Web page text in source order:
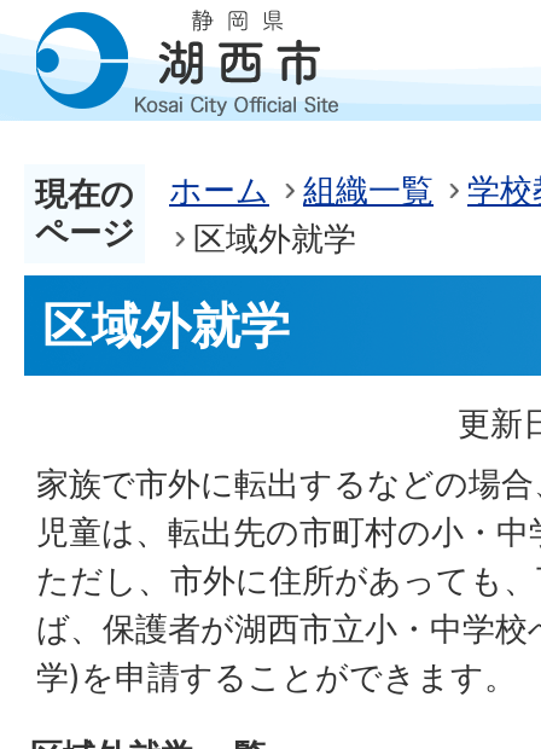
現在の
ページ
ホーム 組織一覧
学校
区域外就学
区域外就学
更新
家族で市外に転出するなどの場
児童は、転出先の市町村の小・
ただし、市外に住所があっても
ば、保護者が湖西市立小・中学
学)を申請することができます。